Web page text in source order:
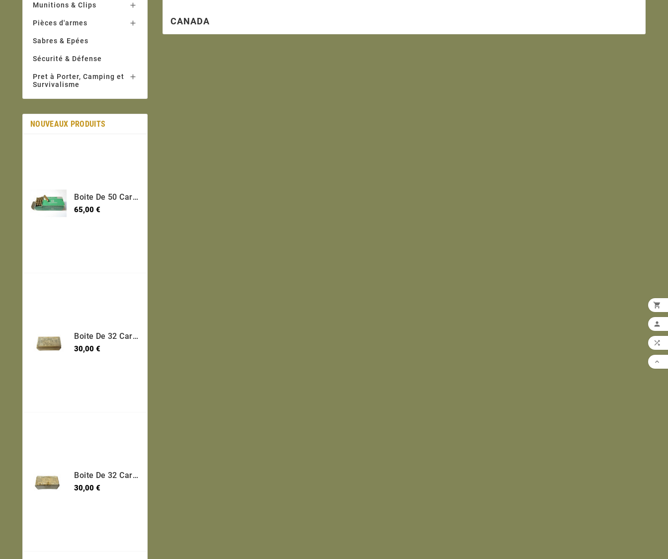
Munitions & Clips 
Pièces d'armes 
Sabres & Epées
Sécurité & Défense
Pret à Porter, Camping et
Survivalisme

NOUVEAUX PRODUITS
Boite De 50 Cartouches 30 USM1 Short Categorie C
65,00 €
Boite De 32 Cartouches 7.65 Long Etui Laiton Categorie B Ref 95
30,00 €
Boite De 32 Cartouches 7.65 Long Etui Laiton Categorie B Ref 30
30,00 €
CANADA



